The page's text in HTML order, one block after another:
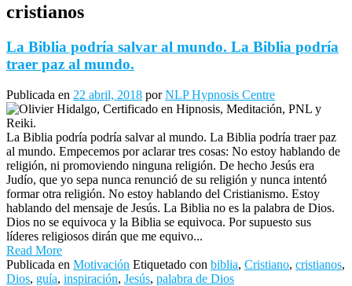
cristianos
La Biblia podría salvar al mundo. La Biblia podría
traer paz al mundo.
Publicada en 22 abril, 2018 porNLP Hypnosis Centre
La Biblia podría podría salvar al mundo. La Biblia podría traer paz
al mundo. Empecemos por aclarar tres cosas: No estoy hablando de
religión, ni promoviendo ninguna religión. De hecho Jesús era
Judío, que yo sepa nunca renunció de su religión y nunca intentó
formar otra religión. No estoy hablando del Cristianismo. Estoy
hablando del mensaje de Jesús. La Biblia no es la palabra de Dios.
Dios no se equivoca y la Biblia se equivoca. Por supuesto sus
líderes religiosos dirán que me equivo...
Read More
Publicada en Motivación Etiquetado con biblia, Cristiano, cristianos,
Dios, guía, inspiración, Jesús, palabra de Dios